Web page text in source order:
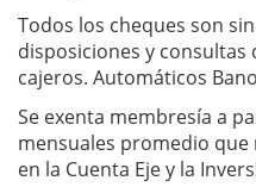
Todos los cheques son
disposiciones y consultas
cajeros. Automáticos
Se exenta membresía a
mensuales promedio
en la Cuenta Eje y la